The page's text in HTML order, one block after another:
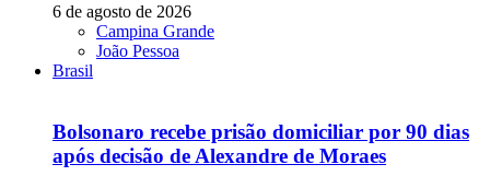
6 de agosto de 2026
Campina Grande
João Pessoa
Brasil
Bolsonaro recebe prisão domiciliar por 90 dias
após decisão de Alexandre de Moraes